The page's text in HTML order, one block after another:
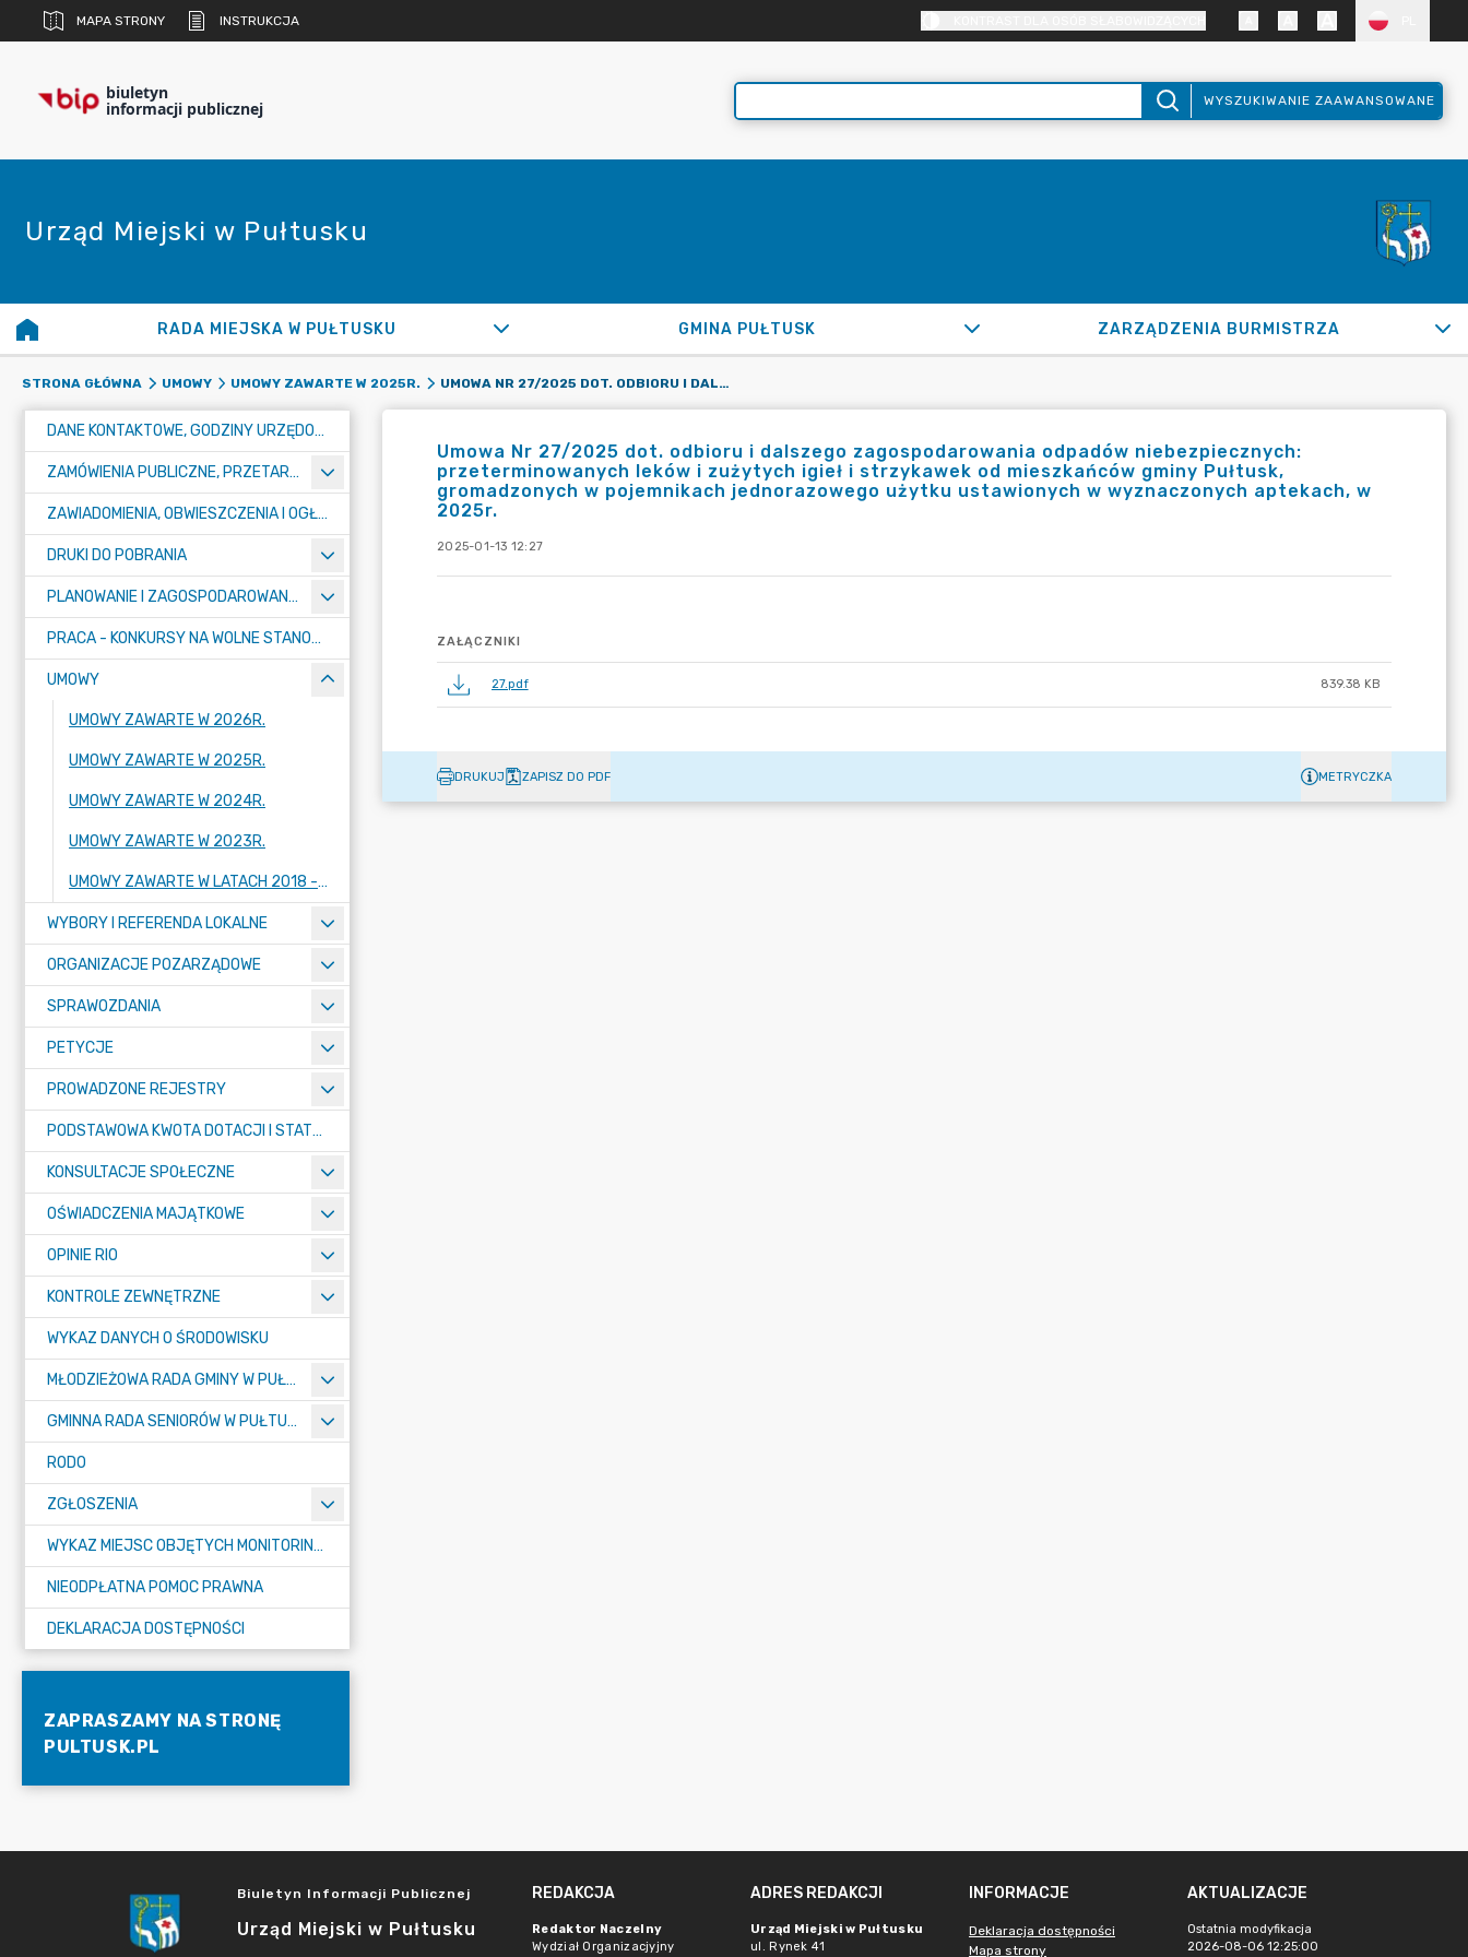
MAPA STRONY INSTRUKCJA
biuletyn
informacji publicznej WYSZUKIWANIE ZAAWANSOWANE
Urząd Miejski w Pułtusku
RADA MIEJSKA W PUŁTUSKU GMINA PUŁTUSK ZARZĄDZENIA BURMISTRZA
STRONA GŁÓWNA UMOWY UMOWY ZAWARTE W 2025R. UMOWA NR 27/2025 DOT. ODBIORU I DALSZEGO ZAGOSPODAROWANIA ODPADÓW NIEBEZPIECZNYCH: PRZETERMINOWANYCH LEKÓW I ZUŻYTYCH IGIEŁ I STRZYKAWEK OD MIESZKAŃCÓW GMINY PUŁTUSK, GROMADZONYCH W POJEMNIKACH JEDNORAZOWEGO UŻYTKU USTAWIONYCH W WYZNACZONYCH APTEKACH, W 2025R.
DANE KONTAKTOWE, GODZINY URZĘDOWANIA I NUMER KONTA BANKOWEGO
ZAMÓWIENIA PUBLICZNE, PRZETARGI, KONKURSY
ZAWIADOMIENIA, OBWIESZCZENIA I OGŁOSZENIA
DRUKI DO POBRANIA
PLANOWANIE I ZAGOSPODAROWANIE PRZESTRZENNE
PRACA - KONKURSY NA WOLNE STANOWISKA
UMOWY
UMOWY ZAWARTE W 2026R.
UMOWY ZAWARTE W 2025R.
UMOWY ZAWARTE W 2024R.
UMOWY ZAWARTE W 2023R.
UMOWY ZAWARTE W LATACH 2018 - 2022
WYBORY I REFERENDA LOKALNE
ORGANIZACJE POZARZĄDOWE
SPRAWOZDANIA
PETYCJE
PROWADZONE REJESTRY
PODSTAWOWA KWOTA DOTACJI I STATYSTYCZNA LICZBA UCZNIÓW
KONSULTACJE SPOŁECZNE
OŚWIADCZENIA MAJĄTKOWE
OPINIE RIO
KONTROLE ZEWNĘTRZNE
WYKAZ DANYCH O ŚRODOWISKU
MŁODZIEŻOWA RADA GMINY W PUŁTUSKU
GMINNA RADA SENIORÓW W PUŁTUSKU
RODO
ZGŁOSZENIA
WYKAZ MIEJSC OBJĘTYCH MONITORINGIEM
NIEODPŁATNA POMOC PRAWNA
DEKLARACJA DOSTĘPNOŚCI
ZAPRASZAMY NA STRONĘ
PULTUSK.PL
Umowa Nr 27/2025 dot. odbioru i dalszego zagospodarowania odpadów niebezpiecznych:
przeterminowanych leków i zużytych igieł i strzykawek od mieszkańców gminy Pułtusk,
gromadzonych w pojemnikach jednorazowego użytku ustawionych w wyznaczonych aptekach, w
2025r.
2025-01-13 12:27
ZAŁĄCZNIKI
27.pdf 839.38 KB
DRUKUJ ZAPISZ DO PDF METRYCZKA
Biuletyn Informacji Publicznej
Urząd Miejski w Pułtusku
REDAKCJA
Redaktor Naczelny
Wydział Organizacjyjny
ADRES REDAKCJI
Urząd Miejski w Pułtusku
ul. Rynek 41
INFORMACJE
Deklaracja dostępności
Mapa strony
AKTUALIZACJE
Ostatnia modyfikacja
2026-08-06 12:25:00